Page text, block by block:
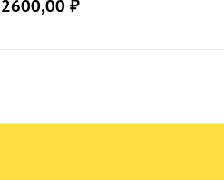
2600,00 ₽